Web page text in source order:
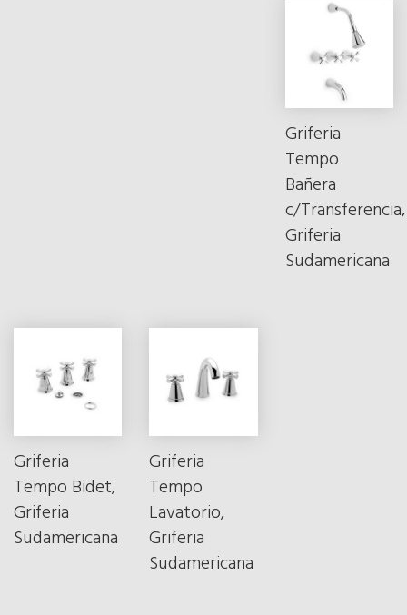
Griferia
Tempo
Bañera
c/Transferencia,
Griferia
Sudamericana
Griferia
Tempo Bidet,
Griferia
Sudamericana
Griferia
Tempo
Lavatorio,
Griferia
Sudamericana